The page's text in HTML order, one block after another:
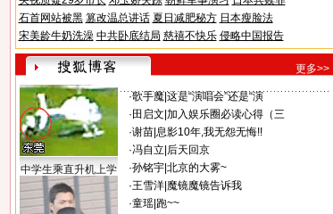
石首网站被黑 篡改温总讲话 夏日减肥秘方 日本瘦脸法
宋美龄牛奶洗澡 中共卧底结局 慈禧不快乐 侵略中国报告
更多>>
中学生乘直升机上学
·歌手魔| 这是“演唱会”还是“演
· 田启文 加入娱乐圈必读心得（三
·谢苗| 息影10年,我无怨无悔!!
·冯自立 后天回京
·孙铭宇| 北京的大雾~
·王雪洋| 魔镜魔镜告诉我
·童瑶| 跑~~